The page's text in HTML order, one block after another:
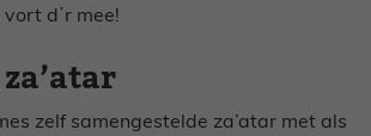
vort dʼr mee!
zelf samengestelde za’atar met als